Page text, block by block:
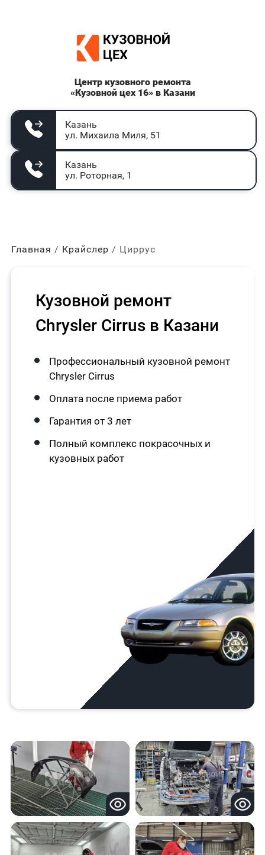
Центр кузовного ремонта
«Кузовной цех 16» в Казани
Казань
ул. Михаила Миля, 51
Казань
ул. Роторная, 1
Главная Крайслер Циррус
Кузовной ремонт
Chrysler Cirrus в Казани
Профессиональный кузовной ремонт
Chrysler Cirrus
Оплата после приема работ
Гарантия от 3 лет
Полный комплекс покрасочных и
кузовных работ